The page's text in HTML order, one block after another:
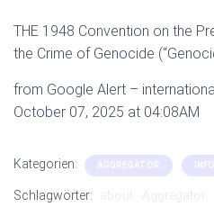
THE 1948 Convention on the
the Crime of Genocide
from Google Alert –
October 07, 2025 at 04:08AM
Kategorien: AGGREGATOR INFO
Schlagwörter: about Aggregator